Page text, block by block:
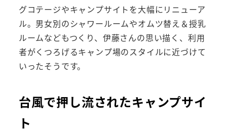
グコテージやキャンプサイトを大幅にリニューア
ル。男女別のシャワールームやオムツ替え＆授乳
ルームなどもつくり、伊藤さんの思い描く、利用
者がくつろげるキャンプ場のスタイルに近づけて
いったそうです。
台風で押し流されたキャンプサイ
ト